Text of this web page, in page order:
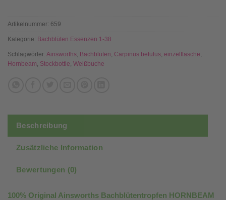
Artikelnummer: 659
Kategorie: Bachblüten Essenzen 1-38
Schlagwörter: Ainsworths, Bachblüten, Carpinus betulus, einzelflasche,
Hornbeam, Stockbottle, Weißbuche
Beschreibung
Zusätzliche Information
Bewertungen (0)
100% Original Ainsworths Bachblütentropfen HORNBEAM